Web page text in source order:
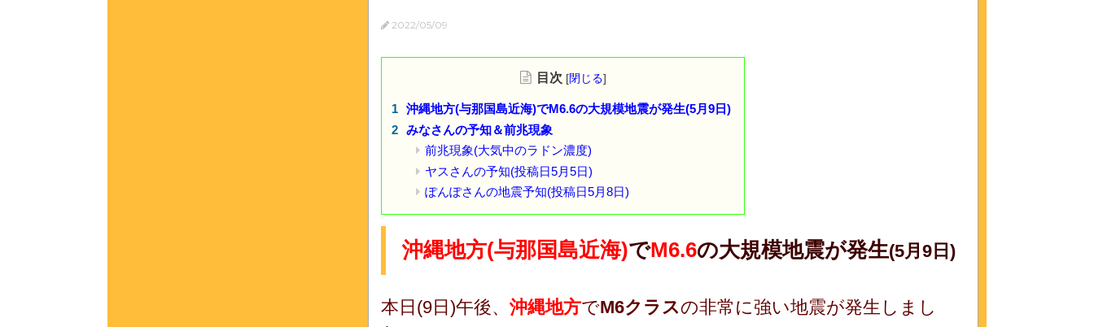
2022/05/09
目次 [閉じる]
沖縄地方(与那国島近海)でM6.6の大規模地震が発生(5月9日)
みなさんの予知＆前兆現象
前兆現象(大気中のラドン濃度)
ヤスさんの予知(投稿日5月5日)
ぽんぽさんの地震予知(投稿日5月8日)
沖縄地方(与那国島近海)でM6.6の大規模地震が発生(5月9日)
本日(9日)午後、 沖縄地方でM6クラスの非常に強い地震が発生しまし